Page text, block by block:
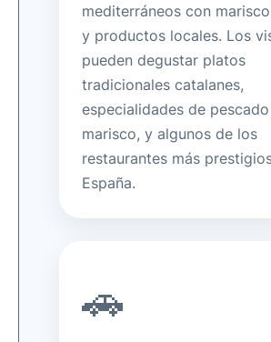
mediterráneos con
y productos locales. Los
pueden degustar platos
tradicionales catalanes,
especialidades de
marisco, y algunos de los
restaurantes más
España.
🚗